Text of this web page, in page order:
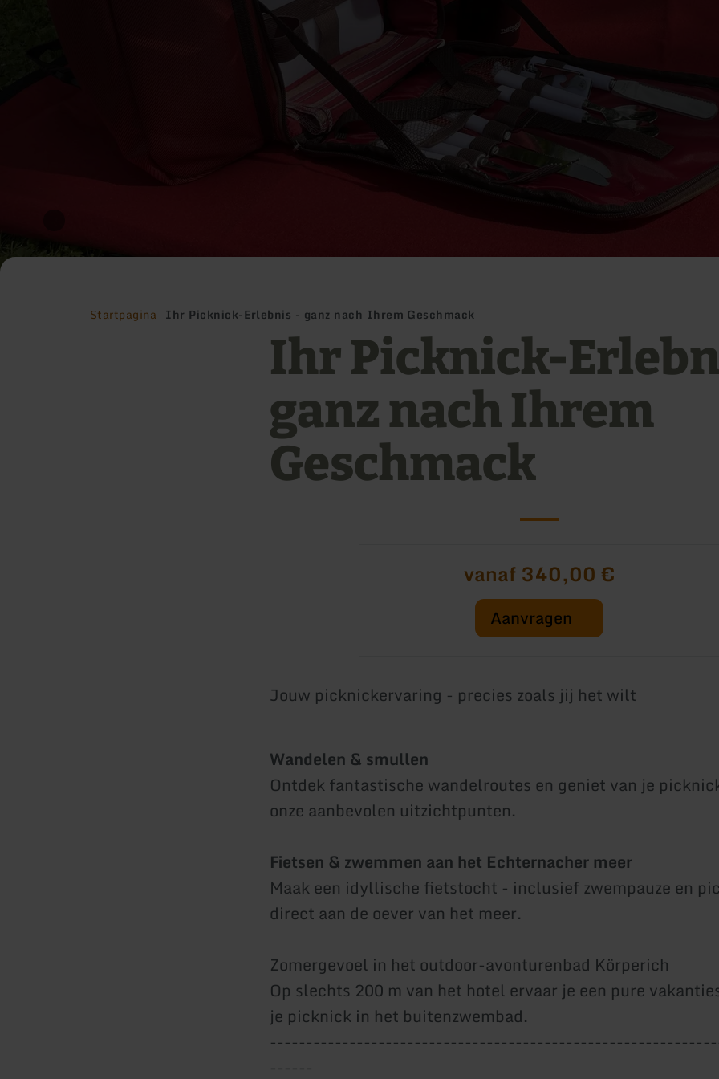
Startpagina Ihr Picknick-Erlebnis - ganz nach Ihrem Geschmack
Ihr Picknick-
ganz nach Ihrem
Geschmack
vanaf 340,00 €
Aanvragen
Jouw picknickervaring - precies zoals jij het wilt
Wandelen & smullen
Ontdek fantastische wandelroutes en geniet van je
onze aanbevolen uitzichtpunten.
Fietsen & zwemmen aan het Echternacher meer
Maak een idyllische fietstocht - inclusief zwempauze en
direct aan de oever van het meer.
Zomergevoel in het outdoor-avonturenbad Körperich
Op slechts 200 m van het hotel ervaar je een pure
je picknick in het buitenzwembad.
------